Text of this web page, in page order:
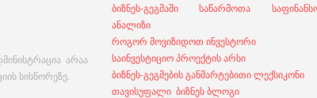
არაა
სისწორეზე.
ბიზნეს-გეგმაში საწარმოთა
ანალიზი
როგორ მოვიზიდოთ ინვესტორი
საინვესტიციო პროექტის არსი
ბიზნეს-გეგმების განმარტებითი ლექსიკონი
თავისუფალი ბიზნეს ბლოგი